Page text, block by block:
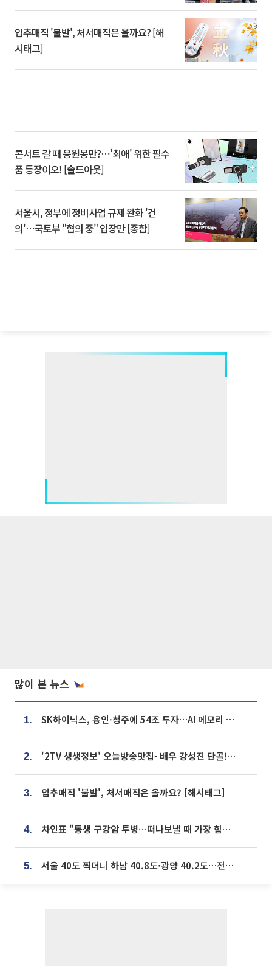
입추매직 '불발', 처서매직은 올까요? [해
시태그]
콘서트 갈 때 응원봉만?⋯'최애' 위한 필수
품 등장이오! [솔드아웃]
서울시, 정부에 정비사업 규제 완화 '건
의'⋯국토부 "협의 중" 입장만 [종합]
많이 본 뉴스
1. SK하이닉스, 용인·청주에 54조 투자…AI 메모리 생산기지 키운다
2. '2TV 생생정보' 오늘방송맛집- 배우 강성진 단골! 쌀국수ㆍ푸팟퐁 커리 맛집 '블○○○'
3. 입추매직 '불발', 처서매직은 올까요? [해시태그]
4. 차인표 "동생 구강암 투병…떠나보낼 때 가장 힘들었다”
5. 서울 40도 찍더니 하남 40.8도·광양 40.2도…전국 '펄펄'